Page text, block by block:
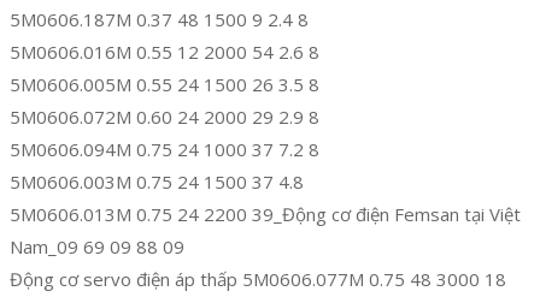
5M0606.187M 0.37 48 1500 9 2.4 8
5M0606.016M 0.55 12 2000 54 2.6 8
5M0606.005M 0.55 24 1500 26 3.5 8
5M0606.072M 0.60 24 2000 29 2.9 8
5M0606.094M 0.75 24 1000 37 7.2 8
5M0606.003M 0.75 24 1500 37 4.8
5M0606.013M 0.75 24 2200 39_Động cơ điện Femsan tại Việt
Nam_09 69 09 88 09
Động cơ servo điện áp thấp 5M0606.077M 0.75 48 3000 18